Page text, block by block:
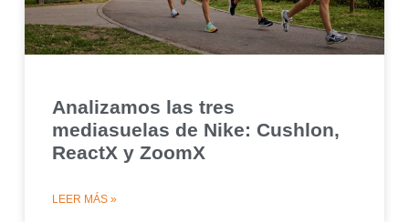
Analizamos las tres
mediasuelas de Nike: Cushlon,
ReactX y ZoomX
LEER MÁS »